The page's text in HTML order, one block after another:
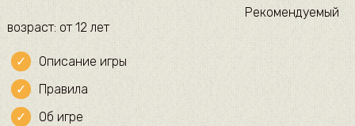
Рекомендуемый
возраст: от 12 лет
Описание игры
Правила
Об игре